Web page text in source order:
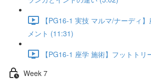
【PG16-1 実技 マルマ/ナーディ
メント (11:31)
【PG16-1 座学 施術】フットト
Week 7